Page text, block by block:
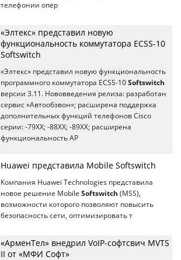
телефонии опер
«Элтекс» представил новую
функциональность коммутатора ECSS-10
Softswitch
«Элтекс» представил новую функциональность
программного коммутатора ECSS-10 Softswitch
версии 3.11. Нововведения релиза: разработан
сервис «Автообзвон»; расширена поддержка
дополнительных функций телефонов Cisco
серии: -79XX; -88XX; -89XX; расширена
функциональность АР
Huawei представила Mobile Softswitch
Компания Huawei Technologies представила
новое решение Mobile Softswitch (MSS),
возможности которого позволяют повысить
безопасность сети, оптимизировать т
«АрменТел» внедрил VoIP-софтсвич MVTS
II от «МФИ Софт»